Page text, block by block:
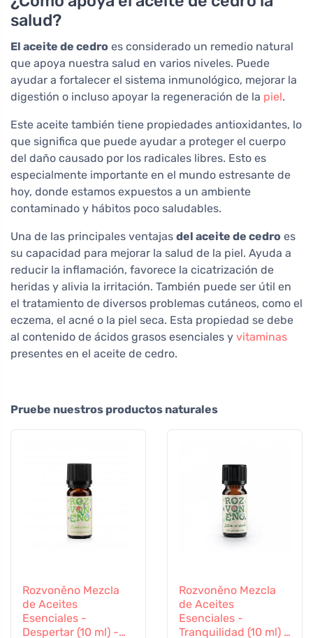
salud?
El aceite de cedro es considerado un remedio natural
que apoya nuestra salud en varios niveles. Puede
ayudar a fortalecer el sistema inmunológico, mejorar la
digestión o incluso apoyar la regeneración de la piel.
Este aceite también tiene propiedades antioxidantes, lo
que significa que puede ayudar a proteger el cuerpo
del daño causado por los radicales libres. Esto es
especialmente importante en el mundo estresante de
hoy, donde estamos expuestos a un ambiente
contaminado y hábitos poco saludables.
Una de las principales ventajas del aceite de cedro es
su capacidad para mejorar la salud de la piel. Ayuda a
reducir la inflamación, favorece la cicatrización de
heridas y alivia la irritación. También puede ser útil en
el tratamiento de diversos problemas cutáneos, como el
eczema, el acné o la piel seca. Esta propiedad se debe
al contenido de ácidos grasos esenciales y vitaminas
presentes en el aceite de cedro.
Pruebe nuestros productos naturales
Rozvoněno Mezcla
de Aceites
Esenciales -
Despertar (10 ml) -
Rozvoněno Mezcla
de Aceites
Esenciales -
Tranquilidad (10 ml) -